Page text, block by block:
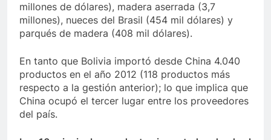
millones de dólares), madera aserrada (3,7
millones), nueces del Brasil (454 mil dólares) y
parqués de madera (408 mil dólares).
En tanto que Bolivia importó desde China 4.040
productos en el año 2012 (118 productos más
respecto a la gestión anterior); lo que implica que
China ocupó el tercer lugar entre los proveedores
del país.